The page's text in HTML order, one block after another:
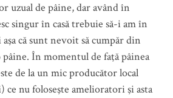
uzual de pâine, dar având în
singur în casă trebuie să-i am în
că sunt nevoit să cumpăr din
pâine. În momentul de faţă pâinea
de la un mic producător local
nu foloseşte amelioratori şi asta